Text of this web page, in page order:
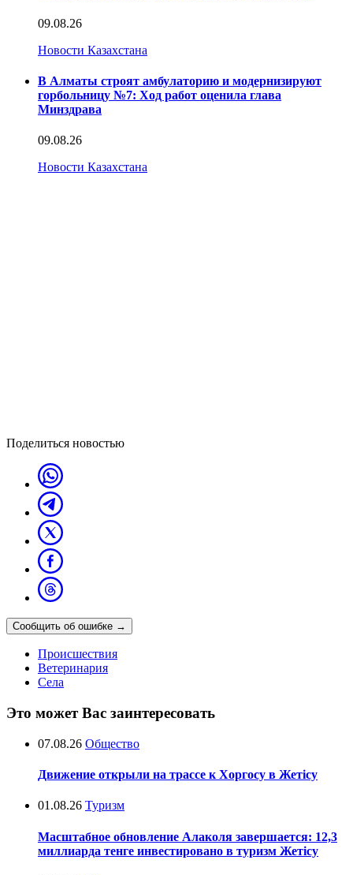
09.08.26
Новости Казахстана
В Алматы строят амбулаторию и модернизируют
горбольницу №7: Ход работ оценила глава
Минздрава
09.08.26
Новости Казахстана
Поделиться новостью
Сообщить об ошибке →
Происшествия
Ветеринария
Села
Это может Вас заинтересовать
07.08.26 Общество
Движение открыли на трассе к Хоргосу в Жетісу
01.08.26 Туризм
Масштабное обновление Алаколя завершается: 12,3
миллиарда тенге инвестировано в туризм Жетісу